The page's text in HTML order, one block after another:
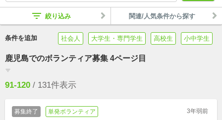
filter_list 絞り込み 関連/人気条件から探す
条件を追加 社会人 大学生・専門学生 高校生 小中学生
鹿児島でのボランティア募集 4ページ目
filter_list
91-120 / 131件表示
募集終了 単発ボランティア 3年弱前